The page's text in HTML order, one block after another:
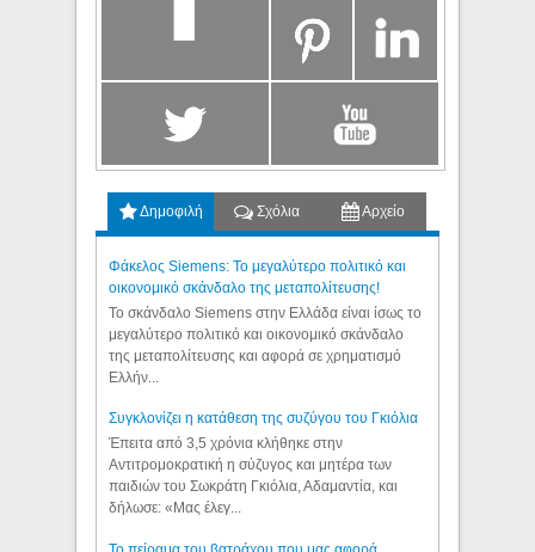
Δημοφιλή Σχόλια Αρχείο
Φάκελος Siemens: Το μεγαλύτερο πολιτικό και
οικονομικό σκάνδαλο της μεταπολίτευσης!
Το σκάνδαλο Siemens στην Ελλάδα είναι ίσως το
μεγαλύτερο πολιτικό και οικονομικό σκάνδαλο
της μεταπολίτευσης και αφορά σε χρηματισμό
Ελλήν...
Συγκλονίζει η κατάθεση της συζύγου του Γκιόλια
Έπειτα από 3,5 χρόνια κλήθηκε στην
Αντιτρομοκρατική η σύζυγος και μητέρα των
παιδιών του Σωκράτη Γκιόλια, Αδαμαντία, και
δήλωσε: «Μας έλεγ...